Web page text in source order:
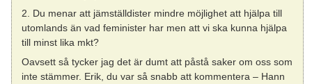
2. Du menar att jämställdister mindre möjlighet att hjälpa till
utomlands än vad feminister har men att vi ska kunna hjälpa
till minst lika mkt?
Oavsett så tycker jag det är dumt att påstå saker om oss som
inte stämmer. Erik, du var så snabb att kommentera – Hann